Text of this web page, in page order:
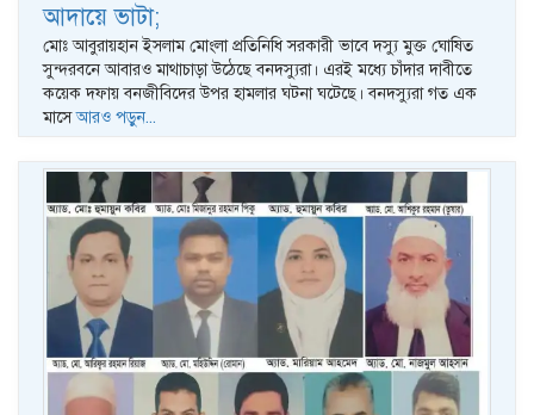
আদায়ে ভাটা;
মোঃ আবুরায়হান ইসলাম মোংলা প্রতিনিধি সরকারী ভাবে দস্যু মুক্ত ঘোষিত
সুন্দরবনে আবারও মাথাচাড়া উঠেছে বনদস্যুরা। এরই মধ্যে চাঁদার দাবীতে
কয়েক দফায় বনজীবিদের উপর হামলার ঘটনা ঘটেছে। বনদস্যুরা গত এক
মাসেআরও পড়ুন...